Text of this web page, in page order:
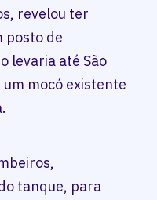
revelou ter
posto de
levaria até São
um mocó existente
tanque, para